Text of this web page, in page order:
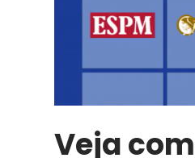
Veja